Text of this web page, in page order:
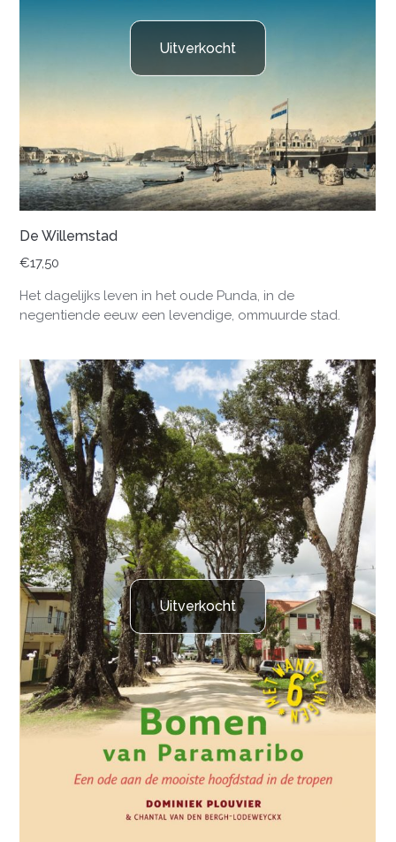
Uitverkocht
De Willemstad
€17,50
Het dagelijks leven in het oude Punda, in de
negentiende eeuw een levendige, ommuurde stad.
Uitverkocht